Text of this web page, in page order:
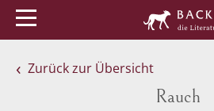
Zurück zur Übersicht
Rauch